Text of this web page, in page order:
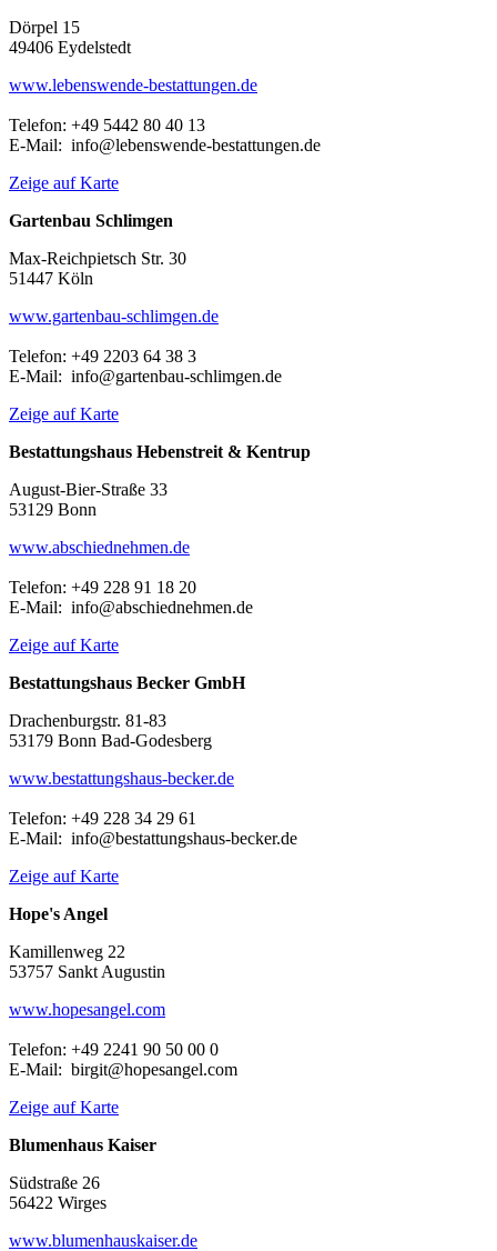
Dörpel 15
49406 Eydelstedt
www.lebenswende-bestattungen.de
Telefon: +49 5442 80 40 13
E-Mail: info@lebenswende-bestattungen.de
Zeige auf Karte
Gartenbau Schlimgen
Max-Reichpietsch Str. 30
51447 Köln
www.gartenbau-schlimgen.de
Telefon: +49 2203 64 38 3
E-Mail: info@gartenbau-schlimgen.de
Zeige auf Karte
Bestattungshaus Hebenstreit & Kentrup
August-Bier-Straße 33
53129 Bonn
www.abschiednehmen.de
Telefon: +49 228 91 18 20
E-Mail: info@abschiednehmen.de
Zeige auf Karte
Bestattungshaus Becker GmbH
Drachenburgstr. 81-83
53179 Bonn Bad-Godesberg
www.bestattungshaus-becker.de
Telefon: +49 228 34 29 61
E-Mail: info@bestattungshaus-becker.de
Zeige auf Karte
Hope's Angel
Kamillenweg 22
53757 Sankt Augustin
www.hopesangel.com
Telefon: +49 2241 90 50 00 0
E-Mail: birgit@hopesangel.com
Zeige auf Karte
Blumenhaus Kaiser
Südstraße 26
56422 Wirges
www.blumenhauskaiser.de